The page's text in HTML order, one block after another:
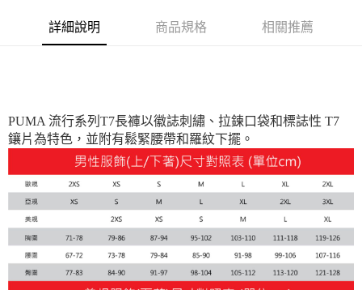
付款後7-11取貨
每筆NT$150，滿NT$1,800(含以上)免運費
宅配貨到付款(離島恕不配送)
每筆NT$180
詳細說明 商品規格 相關推薦
PUMA 流行系列T7長褲以徽誌刺繡、拉鍊口袋和標誌性 T7
鑲片為特色，並附有鬆緊腰帶和羅紋下擺。